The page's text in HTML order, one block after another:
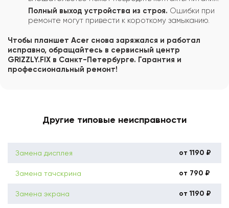
Полный выход устройства из строя. Ошибки при
ремонте могут привести к короткому замыканию.
Чтобы планшет Acer снова заряжался и работал
исправно, обращайтесь в сервисный центр
GRIZZLY.FIX в Санкт-Петербурге. Гарантия и
профессиональный ремонт!
Другие типовые неисправности
Замена дисплея от 1190 ₽
Замена тачскрина от 790 ₽
Замена экрана от 1190 ₽